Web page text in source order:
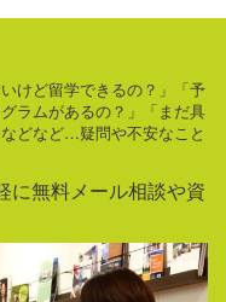
けど留学できるの？」「予
ラムがあるの？」「まだ具
どなど…疑問や不安なこと
に無料メール相談や資